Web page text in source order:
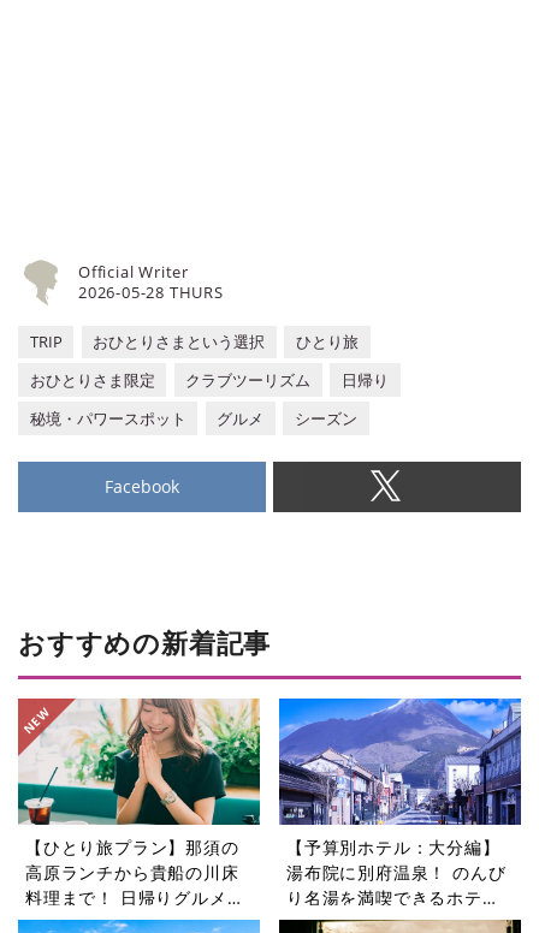
2026-05-28 THURS
Official Writer
TRIP おひとりさまという選択
ひとり旅
おひとりさま限定
クラブツーリズム
日帰り
秘境・パワースポット
グルメ シーズン
Facebook
おすすめの新着記事
【ひとり旅プラン】那須の
高原ランチから貴船の川床
料理まで！ 日帰りグルメ旅
5選
【予算別ホテル：大分編】
湯布院に別府温泉！ のんび
り名湯を満喫できるホテル5
選